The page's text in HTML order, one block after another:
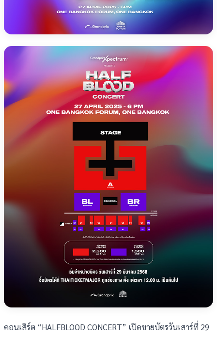
คอนเสิร์ต “HALFBLOOD CONCERT” เปิดขายบัตรวันเสาร์ที่ 29